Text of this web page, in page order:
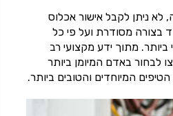
לא ניתן לקבל אישור אכלוס
בצורה מסודרת ועל פי כל
מתוך ידע מקצועי רב
לבחור באדם המיומן ביותר
המיוחדים והטובים ביותר.